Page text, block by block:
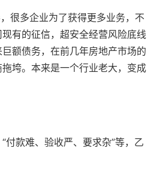
很多企业为了获得更多业务，不
有的征信，超安全经营风险底线
额债务，在前几年房地产市场的
垮。本来是一个行业老大，变成
付款难、验收严、要求杂”等，乙